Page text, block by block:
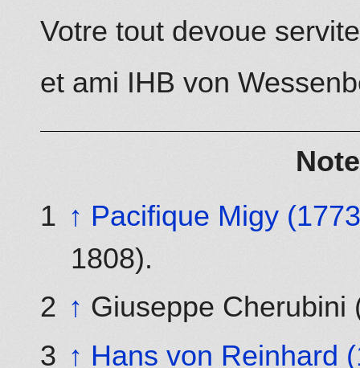
Votre tout devoue
et ami IHB von
↑ Pacifique Migy
1808).
↑ Giuseppe Cherubini
↑ Hans von Reinhard